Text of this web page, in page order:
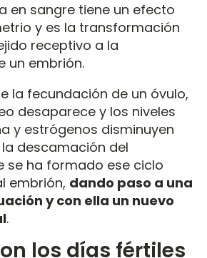
en sangre tiene un efecto
y es la transformación
receptivo a la
un embrión.
la fecundación de un óvulo,
desaparece y los niveles
y estrógenos disminuyen
descamación del
se ha formado ese ciclo
embrión, dando paso a una
y con ella un nuevo
.
los días fértiles